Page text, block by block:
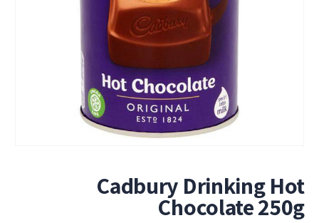
Cadbury Drinking Hot
Chocolate 250g